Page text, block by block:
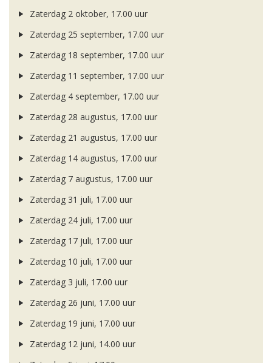
Zaterdag 2 oktober, 17.00 uur
Zaterdag 25 september, 17.00 uur
Zaterdag 18 september, 17.00 uur
Zaterdag 11 september, 17.00 uur
Zaterdag 4 september, 17.00 uur
Zaterdag 28 augustus, 17.00 uur
Zaterdag 21 augustus, 17.00 uur
Zaterdag 14 augustus, 17.00 uur
Zaterdag 7 augustus, 17.00 uur
Zaterdag 31 juli, 17.00 uur
Zaterdag 24 juli, 17.00 uur
Zaterdag 17 juli, 17.00 uur
Zaterdag 10 juli, 17.00 uur
Zaterdag 3 juli, 17.00 uur
Zaterdag 26 juni, 17.00 uur
Zaterdag 19 juni, 17.00 uur
Zaterdag 12 juni, 14.00 uur